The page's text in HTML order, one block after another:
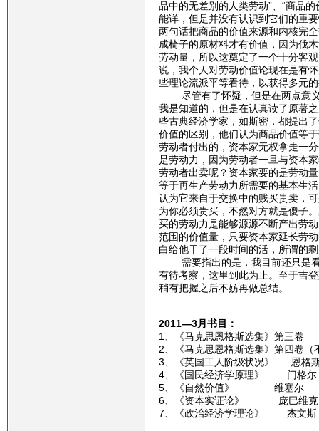
品中的无差别的人类劳动”、“商品
能详，但是并没有认识到它们的重
两句话把商品的价值来源和内核完
成椅子的原材料才有价值，因为伐
劳动量，所以这奠定了一个十分客
说，我个人对劳动价值论现在是有
些理论流派平等看待，以获得多元
尽管有了怀疑，但是在两点意义
我是知道的，但是在认真读了原著
些古典经济学家，如斯密，都提出
价值的区别，他们认为商品价值等
劳动者付出的，资本家无权拿走一
是劳动力，因为劳动者一旦与资本
劳动者出卖呢？资本家要的是劳动
等于再生产劳动力所需要的基本生
认为它来自于交换中的贱买贵卖，
为你必须贵买，不然对方就是傻子
买的劳动力是能够源源不断产出劳
范围的价值量，只要资本家延长劳
白给他干了一段时间的活，所谓的
需要指出的是，我目前还只是看
有待考察，这里到此为止。至于吉
稍有把握之后不妨再做总结。
2011—3月书目：
1、《马克思恩格斯选集》第三卷
2、《马克思恩格斯选集》第四卷（
3、《英国工人阶级状况》 恩格
4、《国民经济学原理》 门格尔
5、《自然价值》 维塞尔
6、《资本实证论》 庞巴维克
7、《政治经济学理论》 杰文斯